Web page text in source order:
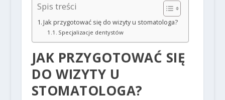
Spis treści
Jak przygotować się do wizyty u stomatologa?
Specjalizacje dentystów
JAK PRZYGOTOWAĆ SIĘ
DO WIZYTY U
STOMATOLOGA?